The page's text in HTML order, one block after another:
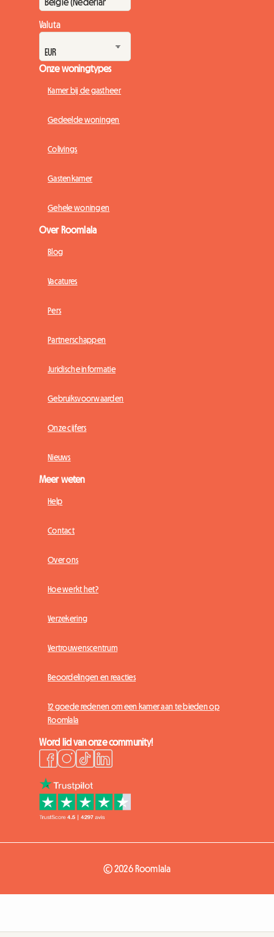
Valuta
Onze woningtypes
Kamer bij de gastheer
Gedeelde woningen
Colivings
Gastenkamer
Gehele woningen
Over Roomlala
Blog
Vacatures
Pers
Partnerschappen
Juridische informatie
Gebruiksvoorwaarden
Onze cijfers
Nieuws
Meer weten
Help
Contact
Over ons
Hoe werkt het?
Verzekering
Vertrouwenscentrum
Beoordelingen en reacties
12 goede redenen om een kamer aan te bieden op
Roomlala
Word lid van onze community!
© 2026 Roomlala